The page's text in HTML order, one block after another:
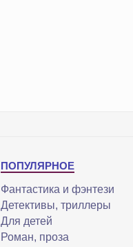
ПОПУЛЯРНОЕ
Фантастика и фэнтези
Детективы, триллеры
Для детей
Роман, проза